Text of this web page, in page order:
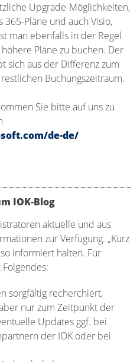
Upgrade-Möglichkeiten,
Pläne und auch Visio,
man ebenfalls in der Regel
Pläne zu buchen. Der
sich aus der Differenz zum
Buchungszeitraum.
Sie bitte auf uns zu
de-de/
IOK-Blog
aktuelle und aus
zur Verfügung. „Kurz
informiert halten. Für
sorgfältig recherchiert,
nur zum Zeitpunkt der
Updates ggf. bei
der IOK oder bei